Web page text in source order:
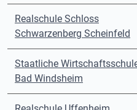
Realschule Schloss
Schwarzenberg Scheinfeld
Staatliche
Bad Windsheim